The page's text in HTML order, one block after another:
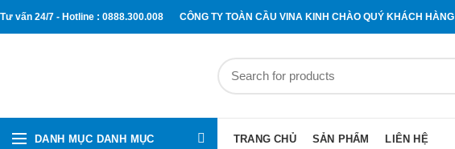
Tư vấn 24/7 - Hotline : 0888.300.008 CÔNG TY TOÀN CẦU VINA KINH CHÀO QUÝ KHÁCH HÀNG
DANH MỤC DANH MỤC TRANG CHỦ SẢN PHẨM LIÊN HỆ